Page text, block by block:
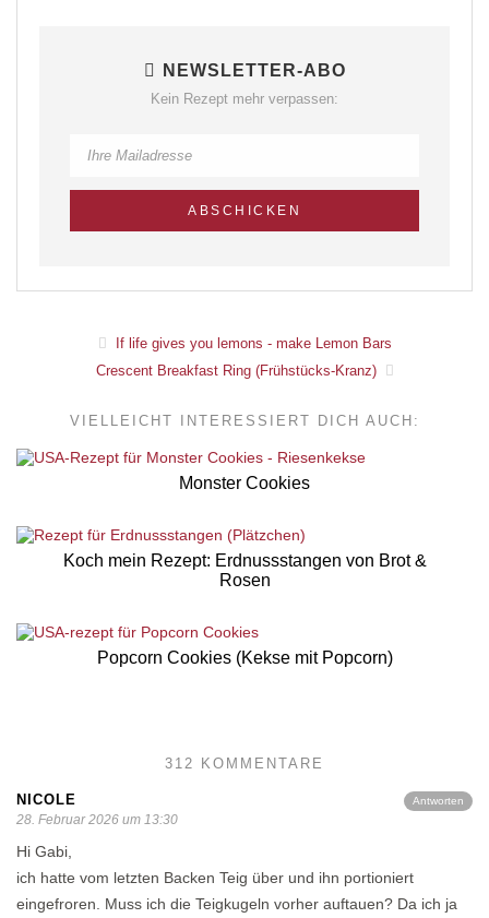
NEWSLETTER-ABO
Kein Rezept mehr verpassen:
If life gives you lemons - make Lemon Bars
Crescent Breakfast Ring (Frühstücks-Kranz)
VIELLEICHT INTERESSIERT DICH AUCH:
Monster Cookies
Koch mein Rezept: Erdnussstangen von Brot &
Rosen
Popcorn Cookies (Kekse mit Popcorn)
312 KOMMENTARE
Antworten
NICOLE
28. Februar 2026 um 13:30
Hi Gabi,
ich hatte vom letzten Backen Teig über und ihn portioniert
eingefroren. Muss ich die Teigkugeln vorher auftauen? Da ich ja